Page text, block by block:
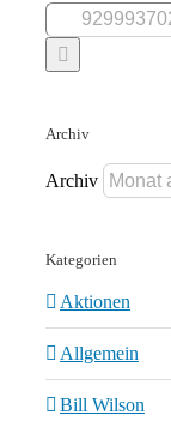
Archiv
Archiv
Kategorien
Aktionen
Allgemein
Bill Wilson